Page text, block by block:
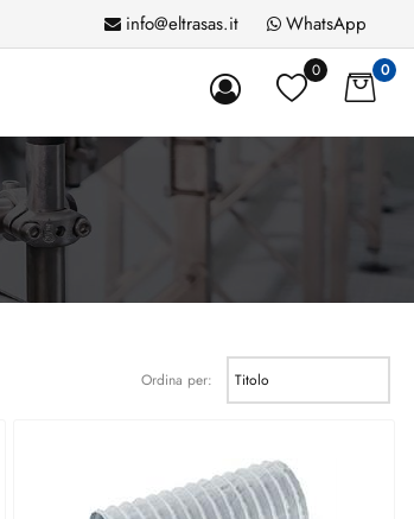
info@eltrasas.it WhatsApp
0 0
Ordina per: